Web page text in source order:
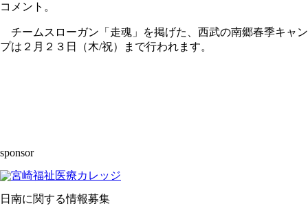
コメント。
チームスローガン「走魂」を掲げた、西武の南郷春季キャン
プは２月２３日（木/祝）まで行われます。
sponsor
日南に関する情報募集